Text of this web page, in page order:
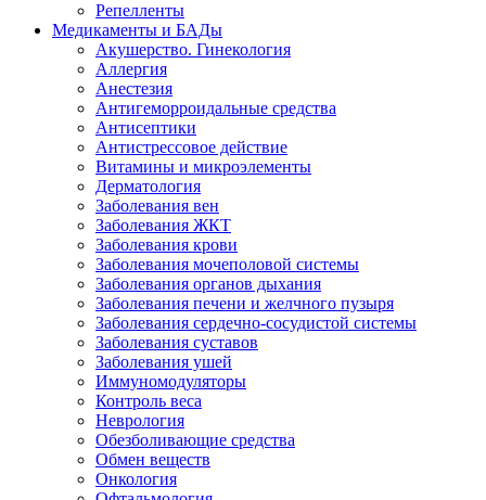
Репелленты
Медикаменты и БАДы
Акушерство. Гинекология
Аллергия
Анестезия
Антигеморроидальные средства
Антисептики
Антистрессовое действие
Витамины и микроэлементы
Дерматология
Заболевания вен
Заболевания ЖКТ
Заболевания крови
Заболевания мочеполовой системы
Заболевания органов дыхания
Заболевания печени и желчного пузыря
Заболевания сердечно-сосудистой системы
Заболевания суставов
Заболевания ушей
Иммуномодуляторы
Контроль веса
Неврология
Обезболивающие средства
Обмен веществ
Онкология